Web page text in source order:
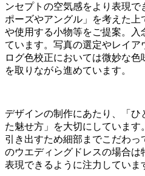
ンセプトの空気感をより表現
ポーズやアングル」を考えた
や使用する小物等をご提案。入
ています。写真の選定やレイア
ログ色校正においては微妙な
を取りながら進めています。
デザインの制作にあたり、「
た魅せ方」を大切にしていま
引き出すため細部までこだわ
のウエディングドレスの場合
表現できるように注力していま